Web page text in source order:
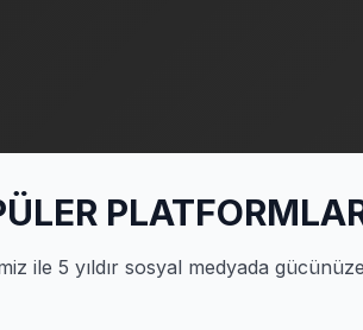
ile 5 yıldır sosyal medyada